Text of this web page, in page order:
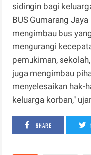
sidingin bagi
BUS Gumarang
mengimbau bus
mengurangi
pemukiman,
juga mengimbau
menyelesaikan hak-
keluarga korban,"
SHARE